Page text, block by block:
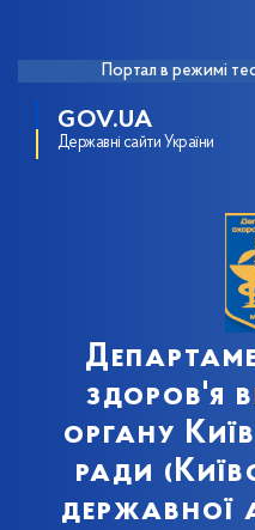
Портал в режимі
GOV.UA
Державні сайти України
здоров'я
органу
ради
державної